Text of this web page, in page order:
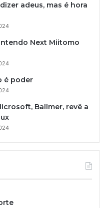
adeus, mas é hora
Next Miitomo
é poder
Ballmer, revê a